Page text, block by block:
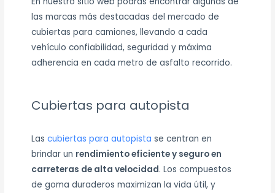
las marcas más destacadas del mercado de
cubiertas para camiones, llevando a cada
vehículo confiabilidad, seguridad y máxima
adherencia en cada metro de asfalto recorrido.
Cubiertas para autopista
Lascubiertas para autopista se centran en
brindar un rendimiento eficiente y seguro en
carreteras de alta velocidad. Los compuestos
de goma duraderos maximizan la vida útil, y